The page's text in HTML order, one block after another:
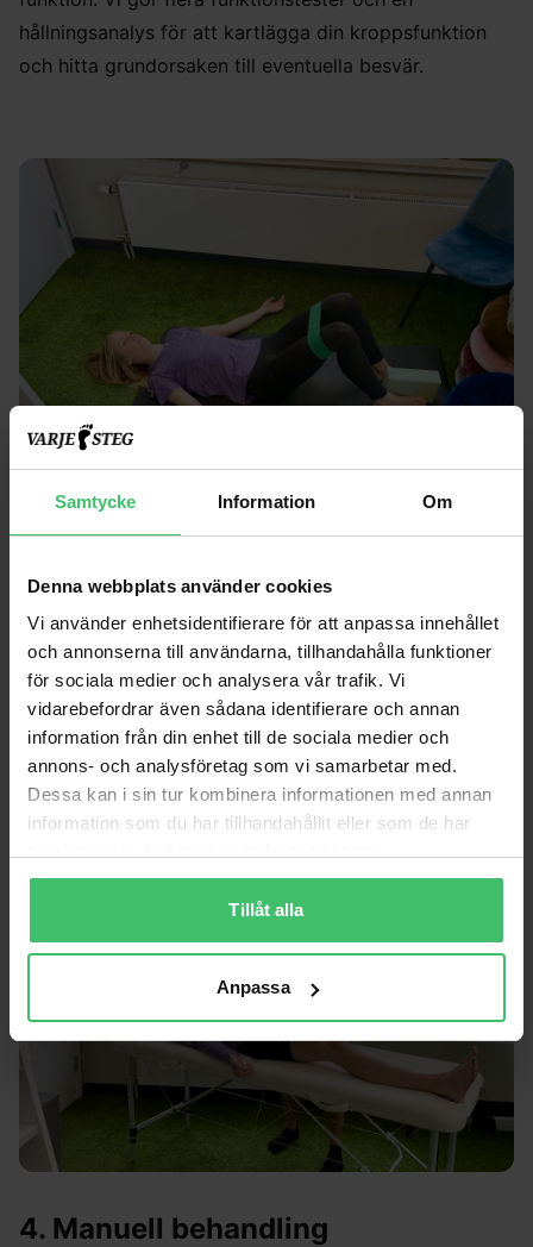
Samtycke Information Om
Denna webbplats använder cookies
Vi använder enhetsidentifierare för att anpassa innehållet
och annonserna till användarna, tillhandahålla funktioner
för sociala medier och analysera vår trafik. Vi
vidarebefordrar även sådana identifierare och annan
information från din enhet till de sociala medier och
annons- och analysföretag som vi samarbetar med.
Dessa kan i sin tur kombinera informationen med annan
information som du har tillhandahållit eller som de har
Tillåt alla
Anpassa
hållningsanalys för att kartlägga din kroppsfunktion
och hitta grundorsaken till eventuella besvär.
3. Postural träning
Vi anpassar övningar som lämpar sig för dig och din
kropp för att optimera din hållning. Var beredd på en
lätthetskänsla i kroppen efter övningarna!
4. Manuell behandling